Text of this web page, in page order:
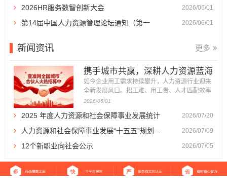
关企事业单位人力资源部门： 为深入贯彻落实成
渝地区双城经济圈建设战略部署，...
名...2026HR服务数智创新大会 2026/06/01
第14届中国人力资源管理论坛通知（第一
2026/06/01
新闻资讯 更多
携手城市共赢，深耕人力资源蓝海
｜查准网全国...
如今企业用工需求持续攀升，人力资源行业迎来
全新发展风口。招工难、用工贵、人才匹配效率
低，成为万千企业发展的痛点，也催生了体量庞
市场布局，深耕区域服务生态，查准网正式面向
全国各城市招募城市合伙人。我们以平台流量、
品牌、运营体系为支撑，诚邀本...
2026/06/01
2025 年度人力资源和社会保障事业发展统计
公报...
2026/07/20
人力资源和社会保障事业发展“十五五”规划... 2026/07/09
12个新职业向社会公示 2026/07/05